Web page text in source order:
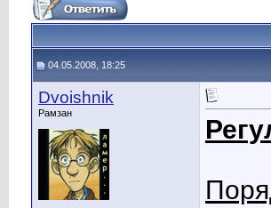
04.05.2008, 18:25
Dvoishnik
Рамзан